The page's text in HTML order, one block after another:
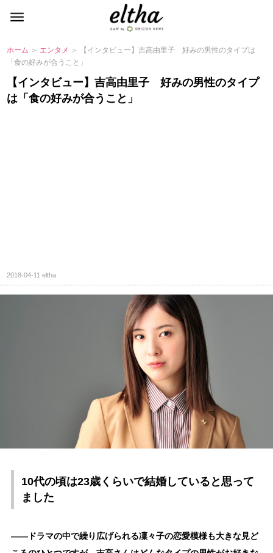
ホーム ＞ エンタメ ＞ 【インタビュー】吉高由里子 好みの男性のタイプは
「食の好みが合うこと」
【インタビュー】吉高由里子 好みの男性のタイプ
は「食の好みが合うこと」
2018-04-11eltha
10代の頃は23歳くらいで結婚していると思って
ました
――ドラマの中で繰り広げられる凜々子の恋愛模様も大きな見ど